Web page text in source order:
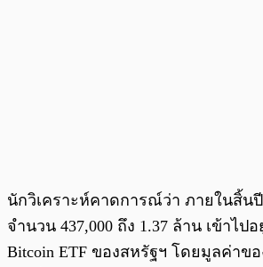
นักวิเคราะห์คาดการณ์ว่า ภายในสิ้นปี
จำนวน 437,000 ถึง 1.37 ล้าน เข้าไป
Bitcoin ETF ของสหรัฐฯ โดยมูลค่าข